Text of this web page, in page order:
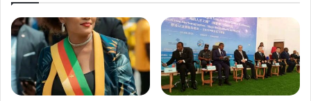
r
e
a
d
r
e
s